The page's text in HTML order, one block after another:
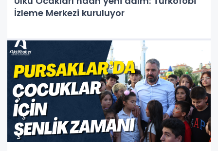
İzleme Merkezi kuruluyor